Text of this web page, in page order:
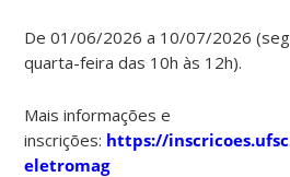
De 01/06/2026 a 10/07/2026
quarta-feira das 10h às 12h).
Mais informações e
inscrições: https://
eletromag